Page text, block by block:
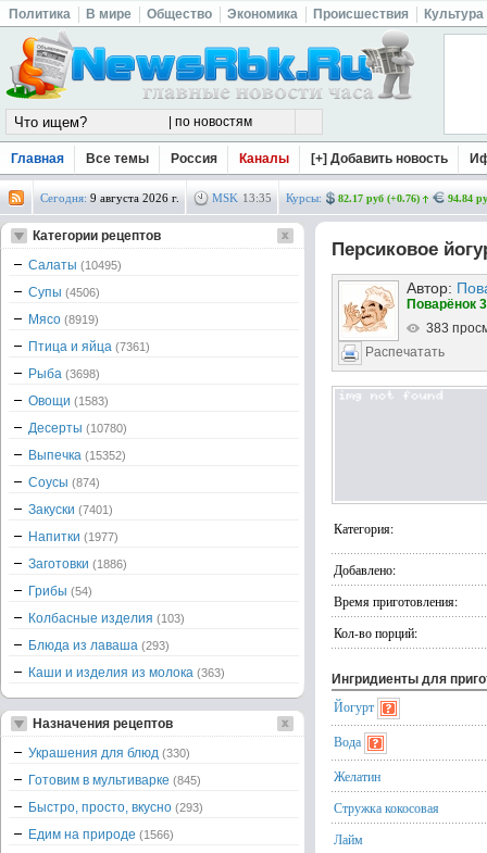
Политика В мире Общество Экономика Происшествия Культура
Главная Все темы Россия Каналы [+] Добавить новость
Сегодня: 9 августа 2026 г. MSK 13:35 Курсы: 82.17 руб (+0.76) 94.84
Персиковое
Автор:
Поварёнок
383
Распечатать
Категория:
Добавлено:
Время приготовления:
Кол-во порций:
Ингридиенты для
Йогурт
Вода
Желатин
Стружка кокосовая
Лайм
Категории рецептов
Салаты (10495)
Супы (4506)
Мясо (8919)
Птица и яйца (7361)
Рыба (3698)
Овощи (1583)
Десерты (10780)
Выпечка (15352)
Соусы (874)
Закуски (7401)
Напитки (1977)
Заготовки (1886)
Грибы (54)
Колбасные изделия (103)
Блюда из лаваша (293)
Каши и изделия из молока (363)
Назначения рецептов
Украшения для блюд (330)
Готовим в мультиварке (845)
Быстро, просто, вкусно (293)
Едим на природе (1566)